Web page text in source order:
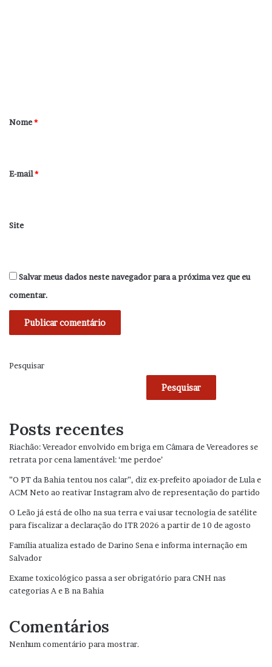
r
*
Nome*
E-mail*
Site
Salvar meus dados neste navegador para a próxima vez que eu
comentar.
Pesquisar
Pesquisar
Posts recentes
Riachão: Vereador envolvido em briga em Câmara de Vereadores se
retrata por cena lamentável: ‘me perdoe’
”O PT da Bahia tentou nos calar”, diz ex-prefeito apoiador de Lula e
ACM Neto ao reativar Instagram alvo de representação do partido
O Leão já está de olho na sua terra e vai usar tecnologia de satélite
para fiscalizar a declaração do ITR 2026 a partir de 10 de agosto
Família atualiza estado de Darino Sena e informa internação em
Salvador
Exame toxicológico passa a ser obrigatório para CNH nas
categorias A e B na Bahia
Comentários
Nenhum comentário para mostrar.